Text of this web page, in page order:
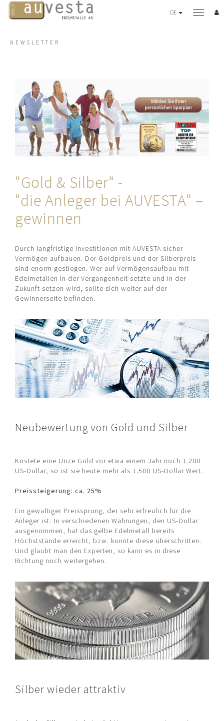
DE
Leistungen
EDELMETALLE
Gold
Silber
Platin
Münzen
Standard Barren
Wertentwicklung
Charts
Kauf / Verkauf
Transfer
Switch
Sicherheit
Tagesbilanz
Lagerorte
Lieferung
PARTNER
Herstellung
Versand
News
Team
Historie
Aktuelles
NEWSLETTER
"Gold & Silber" -
"die Anleger bei AUVESTA" –
gewinnen
Durch langfristige Investitionen mit AUVESTA sicher
Vermögen aufbauen. Der Goldpreis und der Silberpreis
sind enorm gestiegen. Wer auf Vermögensaufbau mit
Edelmetallen in der Vergangenheit setzte und in der
Zukunft setzen wird, sollte sich weiter auf der
Gewinnerseite befinden.
Neubewertung von Gold und Silber
Kostete eine Unze Gold vor etwa einem Jahr noch 1.200
US-Dollar, so ist sie heute mehr als 1.500 US-Dollar Wert.
Preissteigerung: ca. 25%
Ein gewaltiger Preissprung, der sehr erfreulich für die
Anleger ist. In verschiedenen Währungen, den US-Dollar
ausgenommen, hat das gelbe Edelmetall bereits
Höchststände erreicht, bzw. konnte diese überschritten.
Und glaubt man den Experten, so kann es in diese
Richtung noch weitergehen.
Silber wieder attraktiv